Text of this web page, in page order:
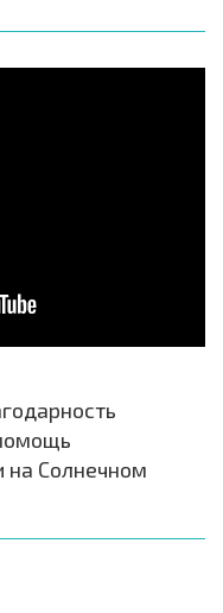
на Солнечном